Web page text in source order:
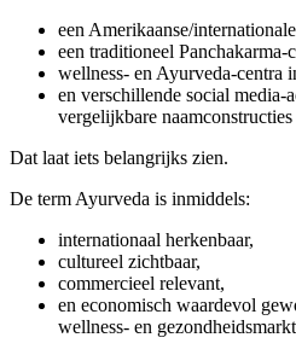
een Amerikaanse/
een traditioneel
wellness- en Ayurveda-centra
en verschillende social media-
vergelijkbare
Dat laat iets belangrijks zien.
De term Ayurveda is inmiddels:
internationaal herkenbaar,
cultureel zichtbaar,
commercieel relevant,
en economisch waardevol
wellness- en